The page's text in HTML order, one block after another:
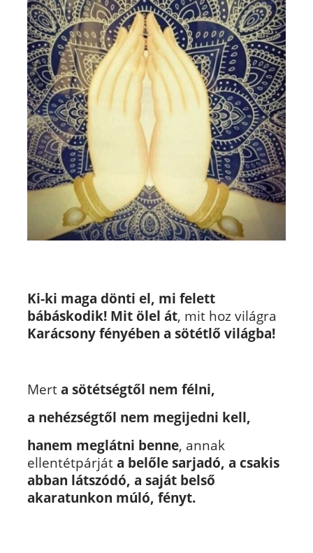
Ki-ki maga dönti el, mi felett
bábáskodik! Mit ölel át, mit hoz világra
Karácsony fényében a sötétlő világba!
Mert a sötétségtől nem félni,
a nehézségtől nem megijedni kell,
hanem meglátni benne, annak
ellentétpárját a belőle sarjadó, a csakis
abban látszódó, a saját belső
akaratunkon múló, fényt.